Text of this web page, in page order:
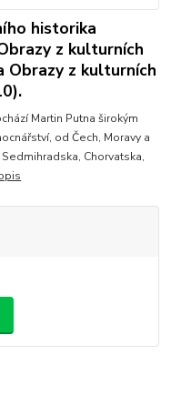
historika
z kulturních
Obrazy z kulturních
Martin Putna širokým
od Čech, Moravy a
Chorvatska,